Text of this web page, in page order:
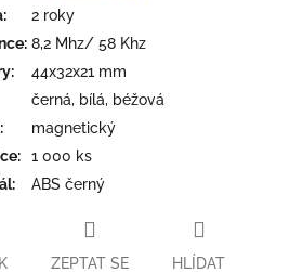
:
2 roky
: 8,2 Mhz/ 58 Khz
:
44x32x21 mm
černá, bílá, béžová
:
magnetický
:
1 000 ks
: ABS černý
ZEPTAT SE HLÍDAT